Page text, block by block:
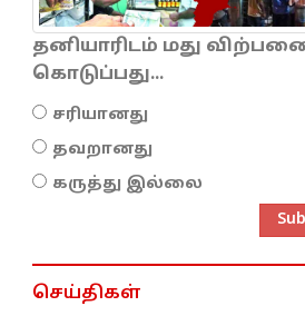
தனியாரிடம் மது
கொடுப்பது...
சரியானது
தவறானது
கருத்து இல்லை
செய்திகள்